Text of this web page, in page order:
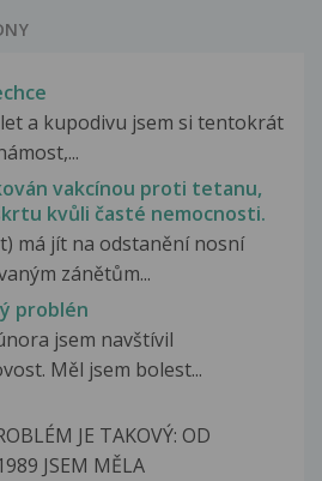
a kupodivu jsem si tentokrát
vakcínou proti tetanu,
kvůli časté nemocnosti.
má jít na odstanění nosní
zánětům...
problén
jsem navštívil
Měl jsem bolest...
JE TAKOVÝ: OD
JSEM MĚLA